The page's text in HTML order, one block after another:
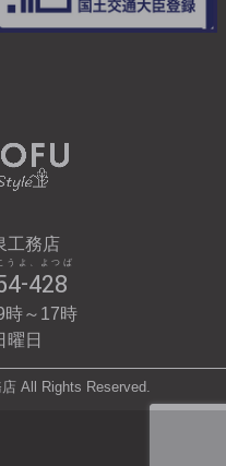
工務店
428
うよ、よつば
時～17時
日
All Rights Reserved.